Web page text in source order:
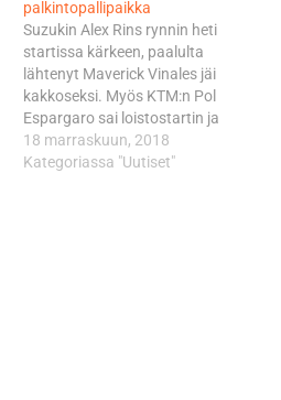
palkintopallipaikka
Suzukin Alex Rins rynnin heti
startissa kärkeen, paalulta
lähtenyt Maverick Vinales jäi
kakkoseksi. Myös KTM:n Pol
Espargaro sai loistostartin ja
nousi kuutosruudusta
neljänneksi. MM-pisteiden
18 marraskuun, 2018
Kategoriassa "Uutiset"